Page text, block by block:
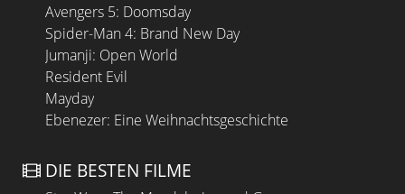
Avengers 5: Doomsday
Spider-Man 4: Brand New Day
Jumanji: Open World
Resident Evil
Mayday
Ebenezer: Eine Weihnachtsgeschichte
DIE BESTEN FILME